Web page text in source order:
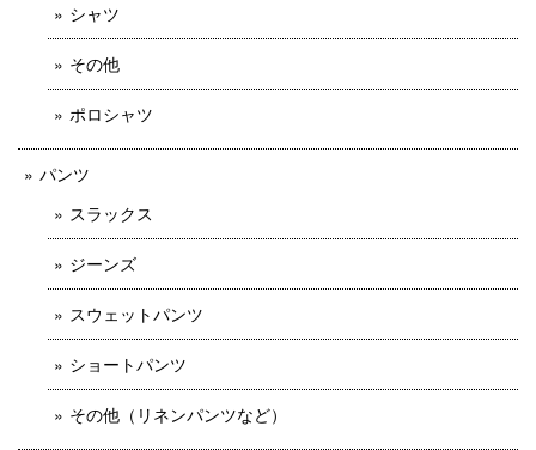
シャツ
その他
ポロシャツ
パンツ
スラックス
ジーンズ
スウェットパンツ
ショートパンツ
その他（リネンパンツなど）